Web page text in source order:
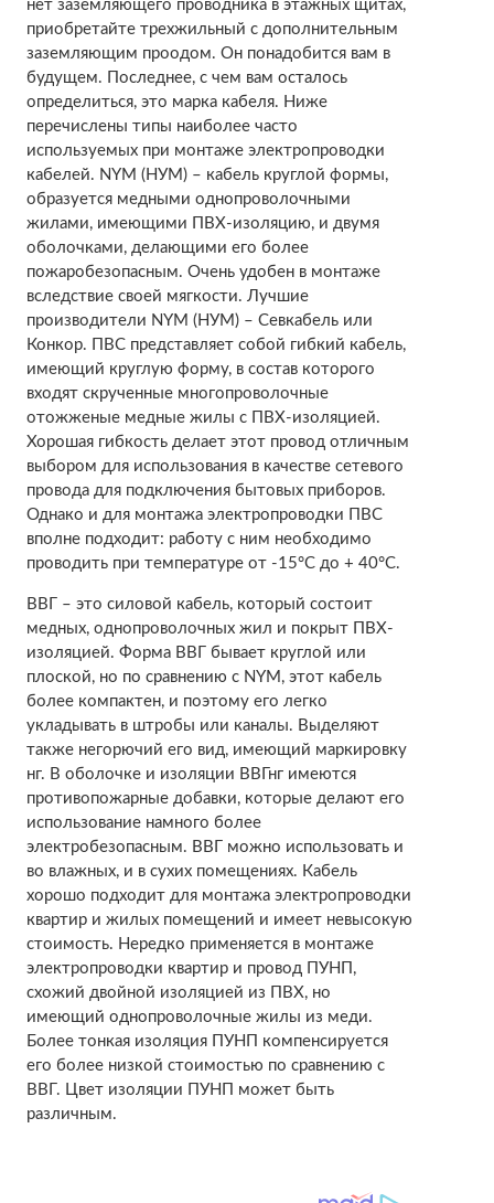
нет заземляющего проводника в этажных щитах,
приобретайте трехжильный с дополнительным
заземляющим проодом. Он понадобится вам в
будущем. Последнее, с чем вам осталось
определиться, это марка кабеля. Ниже
перечислены типы наиболее часто
используемых при монтаже электропроводки
кабелей. NYM (НУМ) – кабель круглой формы,
образуется медными однопроволочными
жилами, имеющими ПВХ-изоляцию, и двумя
оболочками, делающими его более
пожаробезопасным. Очень удобен в монтаже
вследствие своей мягкости. Лучшие
производители NYM (НУМ) – Севкабель или
Конкор. ПВС представляет собой гибкий кабель,
имеющий круглую форму, в состав которого
входят скрученные многопроволочные
отожженые медные жилы с ПВХ-изоляцией.
Хорошая гибкость делает этот провод отличным
выбором для использования в качестве сетевого
провода для подключения бытовых приборов.
Однако и для монтажа электропроводки ПВС
вполне подходит: работу с ним необходимо
проводить при температуре от -15°С до + 40°С.
ВВГ – это силовой кабель, который состоит
медных, однопроволочных жил и покрыт ПВХ-
изоляцией. Форма ВВГ бывает круглой или
плоской, но по сравнению с NYM, этот кабель
более компактен, и поэтому его легко
укладывать в штробы или каналы. Выделяют
также негорючий его вид, имеющий маркировку
нг. В оболочке и изоляции ВВГнг имеются
противопожарные добавки, которые делают его
использование намного более
электробезопасным. ВВГ можно использовать и
во влажных, и в сухих помещениях. Кабель
хорошо подходит для монтажа электропроводки
квартир и жилых помещений и имеет невысокую
стоимость. Нередко применяется в монтаже
электропроводки квартир и провод ПУНП,
схожий двойной изоляцией из ПВХ, но
имеющий однопроволочные жилы из меди.
Более тонкая изоляция ПУНП компенсируется
его более низкой стоимостью по сравнению с
ВВГ. Цвет изоляции ПУНП может быть
различным.